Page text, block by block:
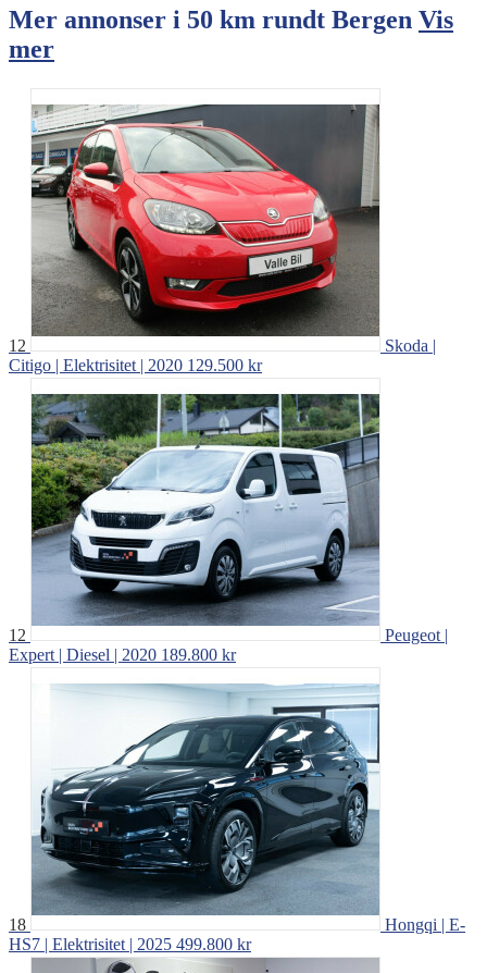
Mer annonser i 50 km rundt Bergen Vis
mer
12
Skoda |
Citigo | Elektrisitet | 2020 129.500 kr
12
Peugeot |
Expert | Diesel | 2020 189.800 kr
18
Hongqi | E-
HS7 | Elektrisitet | 2025 499.800 kr